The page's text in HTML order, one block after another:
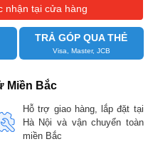
nhận tại cửa hàng
TRẢ GÓP QUA THẺ
Visa, Master, JCB
Miền Bắc
Hỗ trợ giao hàng, lắp đặt tại
Hà Nội và vận chuyển toàn
miền Bắc